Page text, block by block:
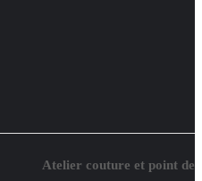
Atelier couture et point de